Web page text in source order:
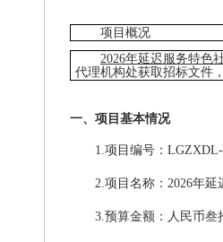
项目概况
2026年延迟服务特色
代理机构处获取招标文件
一、项目基本情况
1.项目编号： LGZXDL-
2.项目名称： 2026年
3.预算金额：人民币叁